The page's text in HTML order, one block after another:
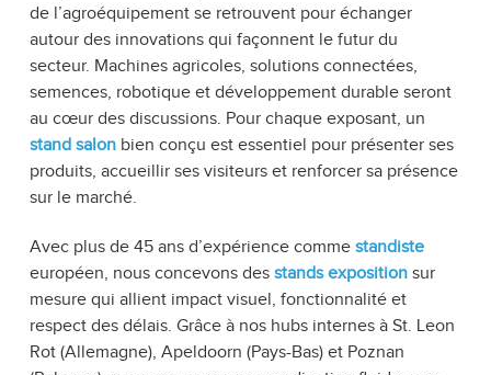
de l’agroéquipement se retrouvent pour échanger
autour des innovations qui façonnent le futur du
secteur. Machines agricoles, solutions connectées,
semences, robotique et développement durable seront
au cœur des discussions. Pour chaque exposant, un
stand salon bien conçu est essentiel pour présenter ses
produits, accueillir ses visiteurs et renforcer sa présence
sur le marché.
Avec plus de 45 ans d’expérience comme standiste
européen, nous concevons des stands exposition sur
mesure qui allient impact visuel, fonctionnalité et
respect des délais. Grâce à nos hubs internes à St. Leon
Rot (Allemagne), Apeldoorn (Pays-Bas) et Poznan